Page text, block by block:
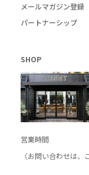
メールマガジン登録
パートナーシップ
SHOP
営業時間
〈お問い合わせは、